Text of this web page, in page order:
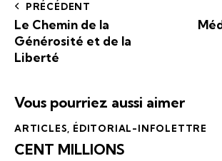
PRÉCÉDENT
Le Chemin de la
Générosité et de la
Liberté
Vous pourriez aussi aimer
ARTICLES ÉDITORIAL-INFOLETTRE
CENT MILLIONS